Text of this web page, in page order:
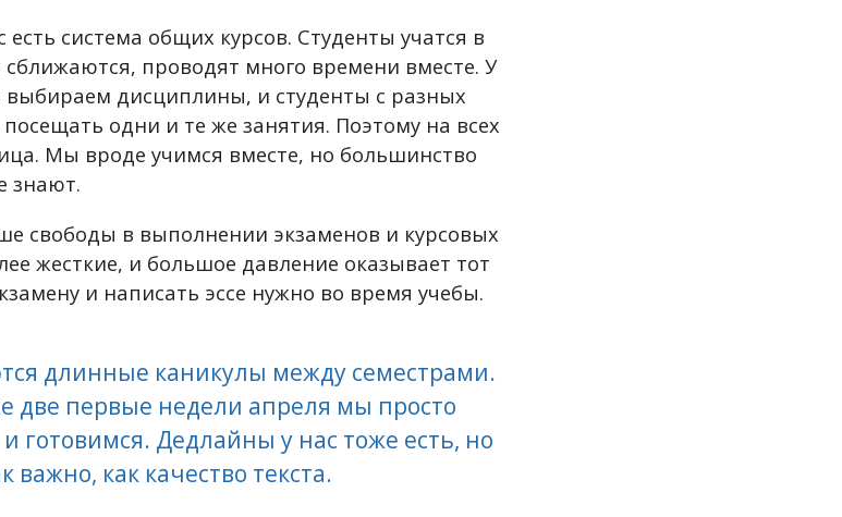
есть система общих курсов. Студенты учатся в
сближаются, проводят много времени вместе. У
выбираем дисциплины, и студенты с разных
одни и те же занятия. Поэтому на всех
Мы вроде учимся вместе, но большинство
знают.
свободы в выполнении экзаменов и курсовых
жесткие, и большое давление оказывает тот
и написать эссе нужно во время учебы.
длинные каникулы между семестрами.
две первые недели апреля мы просто
готовимся. Дедлайны у нас тоже есть, но
важно, как качество текста.